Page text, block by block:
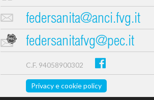
federsanita@anci.fvg.it
federsanitafvg@pec.it
C.F. 94058900302
Privacy e cookie policy